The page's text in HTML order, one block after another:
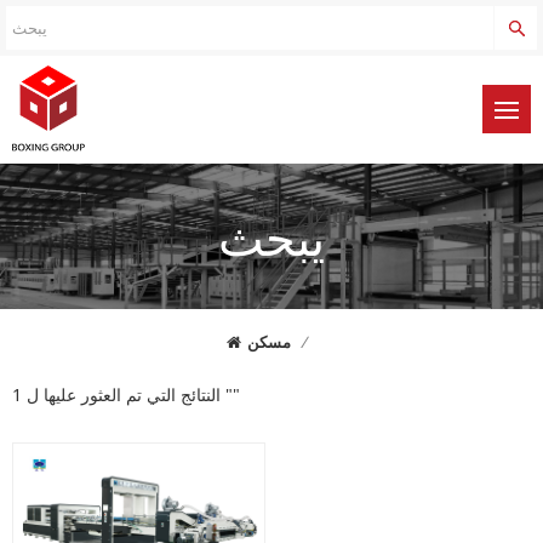
يبحث
مسكن /
1 النتائج التي تم العثور عليها ل ""